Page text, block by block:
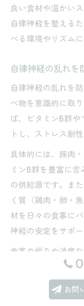
良い食材や温かい
自律神経を整える
べる環境やリズム
自律神経の乱れを
自律神経の乱れを
べ物を意識的に取
ば、ビタミンB群
トし、ストレス耐
具体的には、豚肉
ミンB群を豊富に
の供給源です。ま
く質（鶏肉・卵・
材を日々の食事に
神経の安定をサポー
食事の偏りや過度
引き起こし、自律
意が必要です。可
食べ物」を意識し
お問